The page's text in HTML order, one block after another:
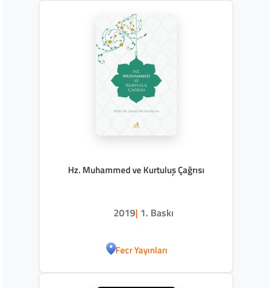
Hz. Muhammed ve Kurtuluş Çağrısı
2019| 1. Baskı
Fecr Yayınları